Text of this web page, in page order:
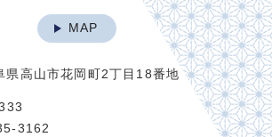
MAP
高山市花岡町2丁目18番地
3162